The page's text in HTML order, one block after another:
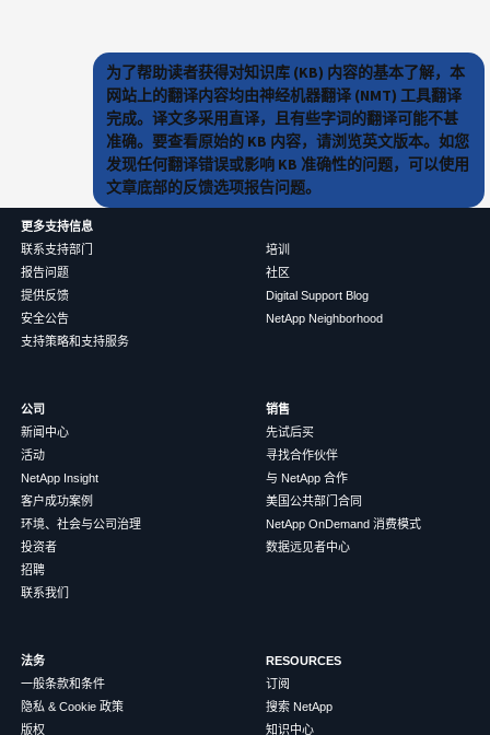
为了帮助读者获得对知识库 (KB) 内容的基本了解，本
网站上的翻译内容均由神经机器翻译 (NMT) 工具翻译
完成。译文多采用直译，且有些字词的翻译可能不甚
准确。要查看原始的 KB 内容，请浏览英文版本。如您
发现任何翻译错误或影响 KB 准确性的问题，可以使用
文章底部的反馈选项报告问题。
更多支持信息
联系支持部门
报告问题
提供反馈
安全公告
支持策略和支持服务
培训
社区
Digital Support Blog
NetApp Neighborhood
公司
新闻中心
活动
NetApp Insight
客户成功案例
环境、社会与公司治理
投资者
招聘
联系我们
销售
先试后买
寻找合作伙伴
与 NetApp 合作
美国公共部门合同
NetApp OnDemand 消费模式
数据远见者中心
法务
一般条款和条件
隐私 & Cookie 政策
版权
RESOURCES
订阅
搜索 NetApp
知识中心